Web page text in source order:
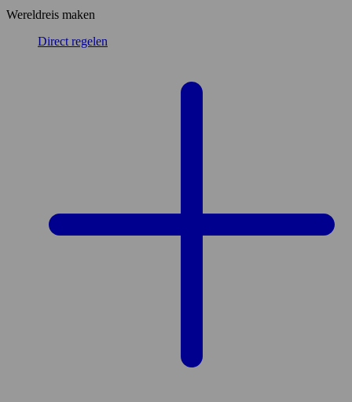
Wereldreis maken
Direct regelen